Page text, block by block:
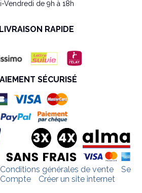
Vendredi de 9h à 18h
RAPIDE
SÉCURISÉ
Conditions générales de vente
Se
Créer un site internet